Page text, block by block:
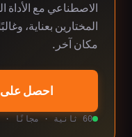
الاصطناعي مع الأداة
المختارين بعناية،
مكان آخر.
احصل على
60 ثانية · مجانًا · بدون تسجيل